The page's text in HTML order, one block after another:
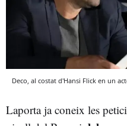
Deco, al costat d'Hansi Flick en un
Laporta ja coneix les